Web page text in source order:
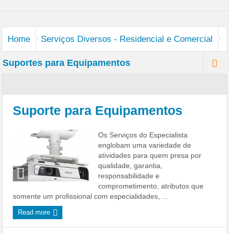
Home Serviços Diversos - Residencial e Comercial
Suportes para Equipamentos
Suporte para Equipamentos
Os Serviços do Especialista
englobam uma variedade de
atividades para quem presa por
qualidade, garantia,
responsabilidade e
comprometimento, atributos que
somente um profissional com especialidades, ...
Read more